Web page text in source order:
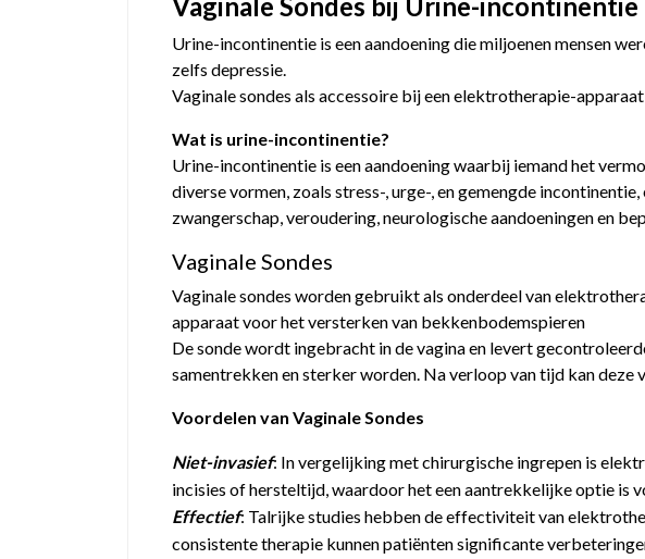
Urine-incontinentie is een aandoening die miljoenen mensen
zelfs depressie.
Vaginale sondes als accessoire bij een elektrotherapie-
Wat is urine-incontinentie?
Urine-incontinentie is een aandoening waarbij iemand het
diverse vormen, zoals stress-, urge-, en gemengde
zwangerschap, veroudering, neurologische aandoeningen en
Vaginale Sondes
Vaginale sondes worden gebruikt als onderdeel van
apparaat voor het versterken van bekkenbodemspieren
De sonde wordt ingebracht in de vagina en levert
samentrekken en sterker worden. Na verloop van tijd kan
Voordelen van Vaginale Sondes
Niet-invasief: In vergelijking met chirurgische ingrepen is
incisies of hersteltijd, waardoor het een aantrekkelijke optie is
Effectief: Talrijke studies hebben de effectiviteit van
consistente therapie kunnen patiënten significante